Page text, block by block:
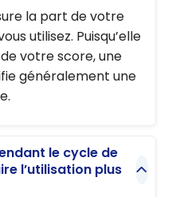
la part de votre
utilisez. Puisqu’elle
votre score, une
généralement une
le cycle de
l’utilisation plus